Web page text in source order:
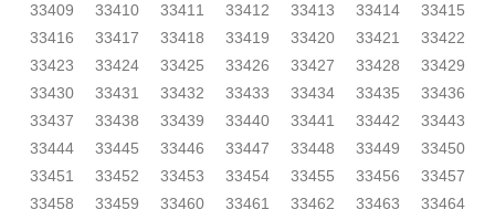
33409
33410 33411 33412 33413 33414
33415
33416
33417 33418 33419 33420 33421
33422
33423
33424 33425 33426 33427 33428
33429
33430
33431 33432 33433 33434 33435
33436
33437
33438 33439 33440 33441 33442
33443
33444
33445 33446 33447 33448 33449
33450
33451
33452 33453 33454 33455 33456
33457
33458
33459 33460 33461 33462 33463
33464